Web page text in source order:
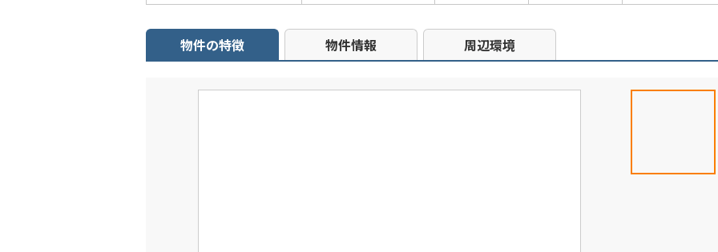
物件の特徴 物件情報 周辺環境